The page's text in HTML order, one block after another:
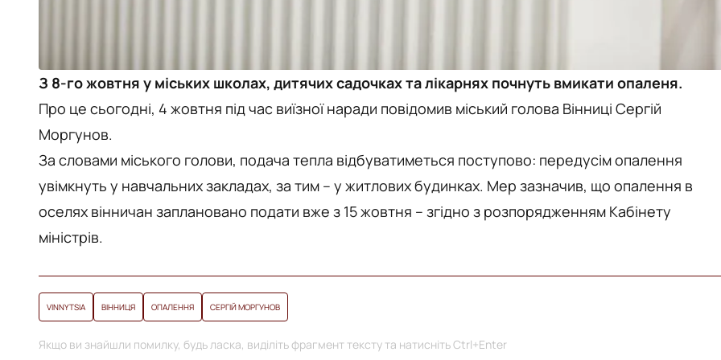
З 8-го жовтня у міських школах, дитячих садочках та лікарнях почнуть вмикати опаленя.
Про це сьогодні, 4 жовтня під час виїзної наради повідомив міський голова Вінниці Сергій
Моргунов.
За словами міського голови, подача тепла відбуватиметься поступово: передусім опалення
увімкнуть у навчальних закладах, за тим – у житлових будинках. Мер зазначив, що опалення в
оселях вінничан заплановано подати вже з 15 жовтня – згідно з розпорядженням Кабінету
міністрів.
VINNYTSIA ВІННИЦЯ ОПАЛЕННЯ СЕРГІЙ МОРГУНОВ
Якщо ви знайшли помилку, будь ласка, виділіть фрагмент тексту та натисніть Ctrl+Enter